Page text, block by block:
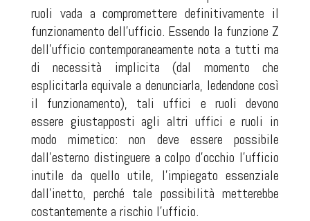
ruoli vada a compromettere definitivamente il
funzionamento dell'ufficio. Essendo la funzione Z
dell'ufficio contemporaneamente nota a tutti ma
di necessità implicita (dal momento che
esplicitarla equivale a denunciarla, ledendone così
il funzionamento), tali uffici e ruoli devono
essere giustapposti agli altri uffici e ruoli in
modo mimetico: non deve essere possibile
dall'esterno distinguere a colpo d'occhio l'ufficio
inutile da quello utile, l'impiegato essenziale
dall'inetto, perché tale possibilità metterebbe
costantemente a rischio l'ufficio.